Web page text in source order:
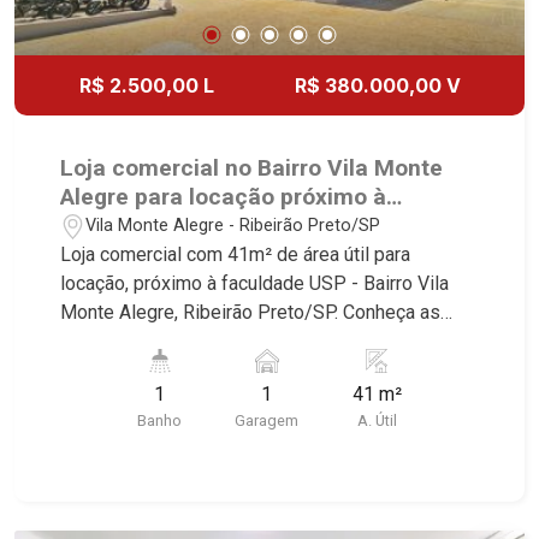
Higienópolis, Sumaré, Jardim América, Alto do
Ipê, Jardim Irajá, Royal Park, Jardim Califórnia,
Quinta da Primavera, Bonfim Paulista, Vila Seixas,
Jardim Paulista, Jardim Paulistano, Lagoinha,
Jardim São Luiz, Centro, Jardim Flórida, Jardim
Centenário, Recreio das Acácias, Jardim Ana
Maria, San Marco, Vila Romana, Bosque dos
Juritis, Jardim dos Guaporés e Bella Città
Residencial e Industrial. Avenida João Fiúsa,
1051 - Alto da Boa Vista | Ribeirão Preto.
R$ 2.500,00 L R$ 380.000,00 V
Loja comercial no Bairro Vila Monte
Alegre para locação próximo à
faculdade USP - Ribeirão Preto/SP.
Vila Monte Alegre - Ribeirão Preto/SP
Loja comercial com 41m² de área útil para
locação, próximo à faculdade USP - Bairro Vila
Monte Alegre, Ribeirão Preto/SP. Conheça as
Imobiliária selecionou para você: - 41m² de área
útil - Salão - WC Martinelli Imobiliária - excelência
absoluta no mercado imobiliário de Ribeirão
1
Banho
1
Garagem
41 m²
A. Útil